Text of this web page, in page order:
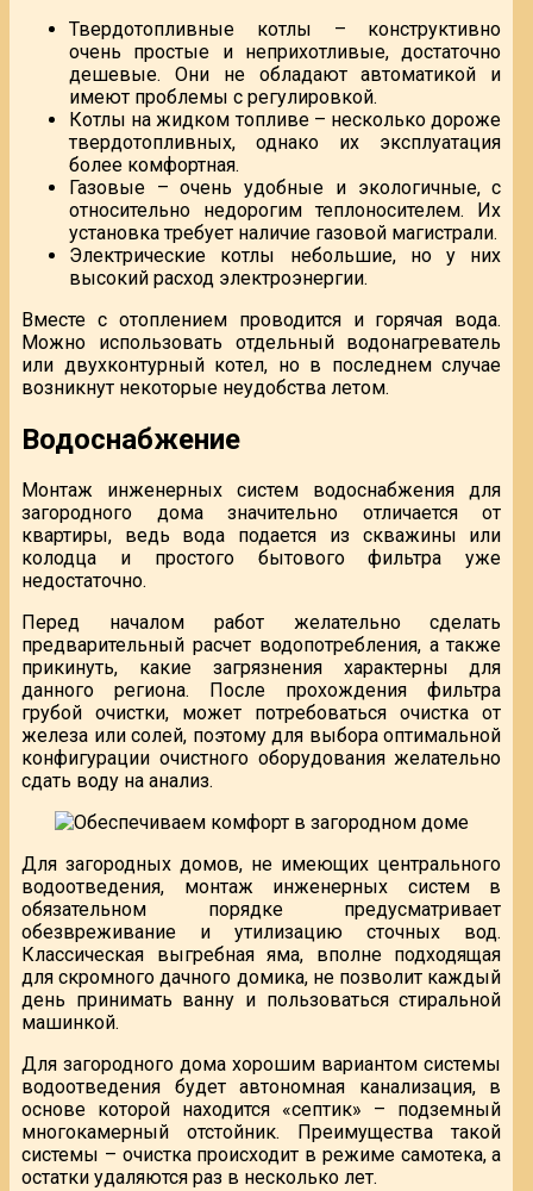
Твердотопливные котлы – конструктивно
очень простые и неприхотливые, достаточно
дешевые. Они не обладают автоматикой и
имеют проблемы с регулировкой.
Котлы на жидком топливе – несколько дороже
твердотопливных, однако их эксплуатация
более комфортная.
Газовые – очень удобные и экологичные, с
относительно недорогим теплоносителем. Их
установка требует наличие газовой магистрали.
Электрические котлы небольшие, но у них
высокий расход электроэнергии.
Вместе с отоплением проводится и горячая вода.
Можно использовать отдельный водонагреватель
или двухконтурный котел, но в последнем случае
возникнут некоторые неудобства летом.
Водоснабжение
Монтаж инженерных систем водоснабжения для
загородного дома значительно отличается от
квартиры, ведь вода подается из скважины или
колодца и простого бытового фильтра уже
недостаточно.
Перед началом работ желательно сделать
предварительный расчет водопотребления, а также
прикинуть, какие загрязнения характерны для
данного региона. После прохождения фильтра
грубой очистки, может потребоваться очистка от
железа или солей, поэтому для выбора оптимальной
конфигурации очистного оборудования желательно
сдать воду на анализ.
Для загородных домов, не имеющих центрального
водоотведения, монтаж инженерных систем в
обязательном порядке предусматривает
обезвреживание и утилизацию сточных вод.
Классическая выгребная яма, вполне подходящая
для скромного дачного домика, не позволит каждый
день принимать ванну и пользоваться стиральной
машинкой.
Для загородного дома хорошим вариантом системы
водоотведения будет автономная канализация, в
основе которой находится «септик» – подземный
многокамерный отстойник. Преимущества такой
системы – очистка происходит в режиме самотека, а
остатки удаляются раз в несколько лет.